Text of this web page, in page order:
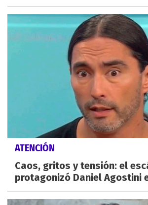
ATENCIÓN
Caos, gritos y tensión: el
protagonizó Daniel Agostini